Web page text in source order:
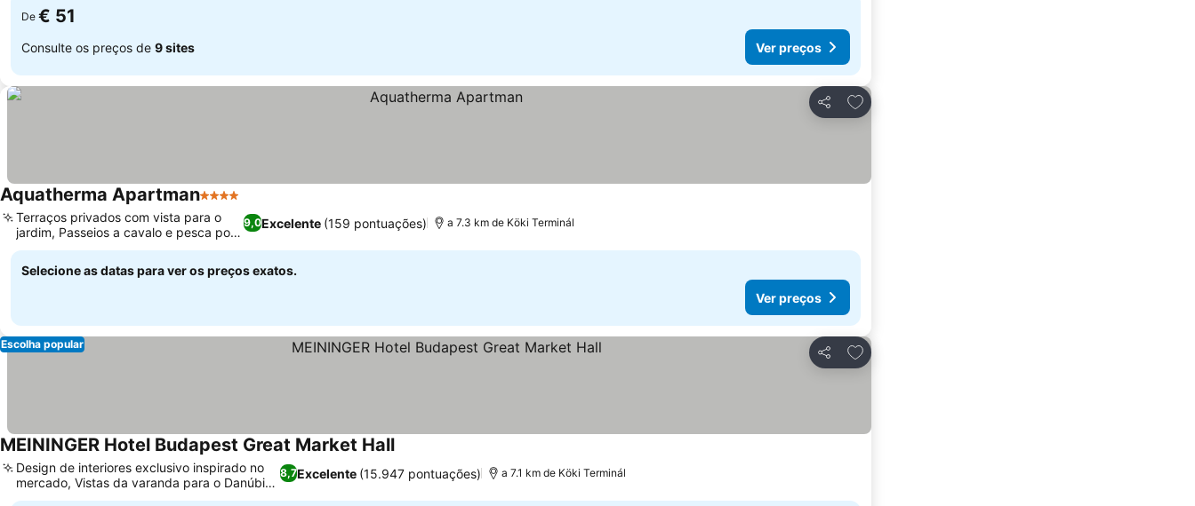
De € 51
Consulte os preços de 9 sites Ver preços
Partilhar
Adicionar aos favoritos
Aquatherma Apartman4 Estrelas
9,0Excelente (159 pontuações)
Terraços privados com vista para o
jardim, Passeios a cavalo e pesca por
perto
a 7.3 km de Köki Terminál
Selecione as datas para ver os preços exatos.
Ver preços
Partilhar
Adicionar aos favoritos
Escolha popular
MEININGER Hotel Budapest Great Market HallVer preços
8,7Excelente (15.947 pontuações)
Design de interiores exclusivo inspirado no
mercado, Vistas da varanda para o Danúbio
e a Cidade Velha
a 7.1 km de Köki Terminál